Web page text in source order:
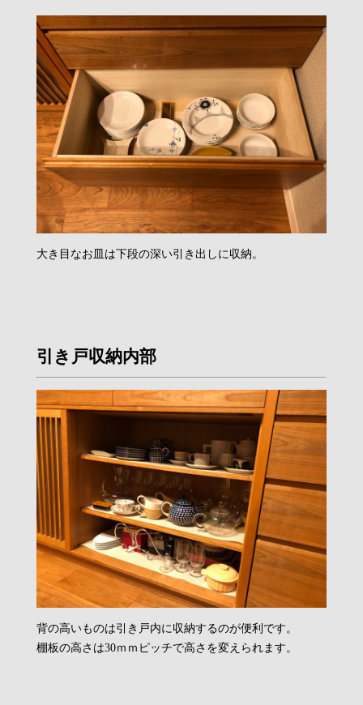
大き目なお皿は下段の深い引き出しに収納。
引き戸収納内部
背の高いものは引き戸内に収納するのが便利です。
棚板の高さは30ｍｍピッチで高さを変えられます。